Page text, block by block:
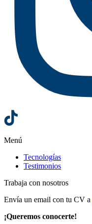
Menú
Tecnologías
Testimonios
Trabaja con nosotros
Envía un email con tu CV a
¡Queremos conocerte!